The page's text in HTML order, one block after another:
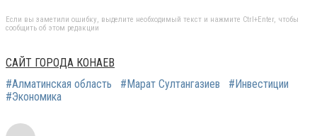
Если вы заметили ошибку, выделите необходимый текст и нажмите Ctrl+Enter, чтобы
сообщить об этом редакции
САЙТ ГОРОДА КОНАЕВ
#Алматинская область
#Марат Султангазиев
#Инвестиции
#Экономика